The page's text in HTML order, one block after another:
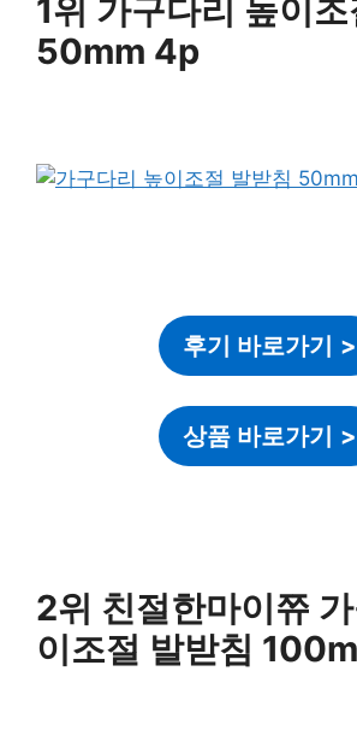
1위 가구다리 높이
50mm 4p
후기 바로가기 >
상품 바로가기 >
2위 친절한마이쮸
이조절 발받침